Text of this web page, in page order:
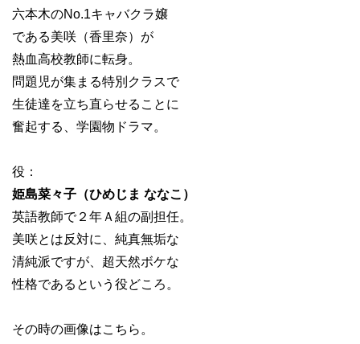
六本木のNo.1キャバクラ嬢
である美咲（香里奈）が
熱血高校教師に転身。
問題児が集まる特別クラスで
生徒達を立ち直らせることに
奮起する、学園物ドラマ。
役：
姫島菜々子（ひめじま ななこ）
英語教師で２年Ａ組の副担任。
美咲とは反対に、純真無垢な
清純派ですが、超天然ボケな
性格であるという役どころ。
その時の画像はこちら。